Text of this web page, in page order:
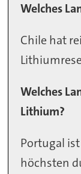
Welches
Chile hat
Welches
Lithium?
Portugal
höchsten